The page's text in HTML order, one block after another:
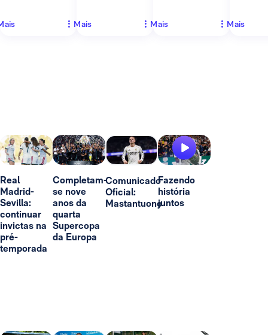
Mais Mais Mais
Real
Madrid-
Sevilla:
continuar
invictas na
pré-
temporada
Completam-
se nove
anos da
quarta
Supercopa
da Europa
Comunicado
Oficial:
Mastantuono
Fazendo
história
juntos